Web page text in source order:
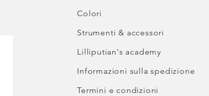
Colori
Strumenti & accessori
Lilliputian's academy
Informazioni sulla spedizione
Termini e condizioni